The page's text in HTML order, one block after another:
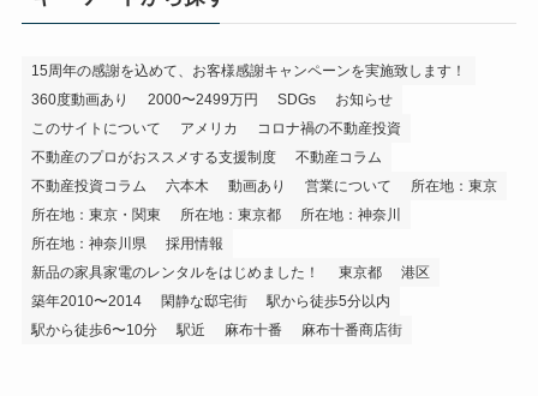
15周年の感謝を込めて、お客様感謝キャンペーンを実施致します！
360度動画あり
2000〜2499万円 SDGs
お知らせ
このサイトについて
アメリカ
コロナ禍の不動産投資
不動産のプロがおススメする支援制度
不動産コラム
不動産投資コラム
六本木 動画あり 営業について
所在地：東京
所在地：東京・関東
所在地：東京都
所在地：神奈川
所在地：神奈川県
採用情報
新品の家具家電のレンタルをはじめました！
東京都
港区
築年2010〜2014
閑静な邸宅街
駅から徒歩5分以内
駅から徒歩6〜10分
駅近 麻布十番 麻布十番商店街